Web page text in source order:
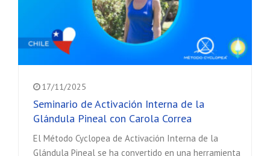
17/11/2025
Seminario de Activación Interna de la
Glándula Pineal con Carola Correa
El Método Cyclopea de Activación Interna de la
Glándula Pineal se ha convertido en una herramienta